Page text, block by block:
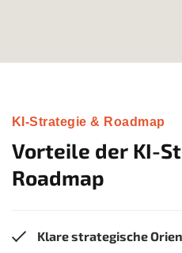
KI-Strategie & Roadmap
Vorteile der KI-
Roadmap
Klare strategische